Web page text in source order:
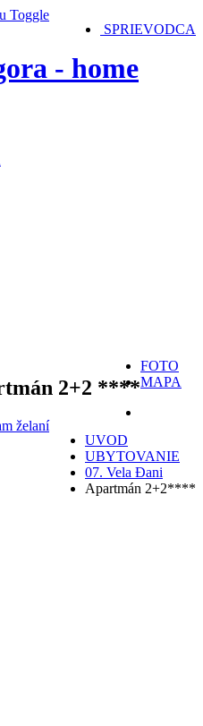
SPRIEVODCA
Toggle
2+2 ****
UVOD
UBYTOVANIE
07. Vela Đani
Apartmán 2+2****
FOTO
MAPA
želaní